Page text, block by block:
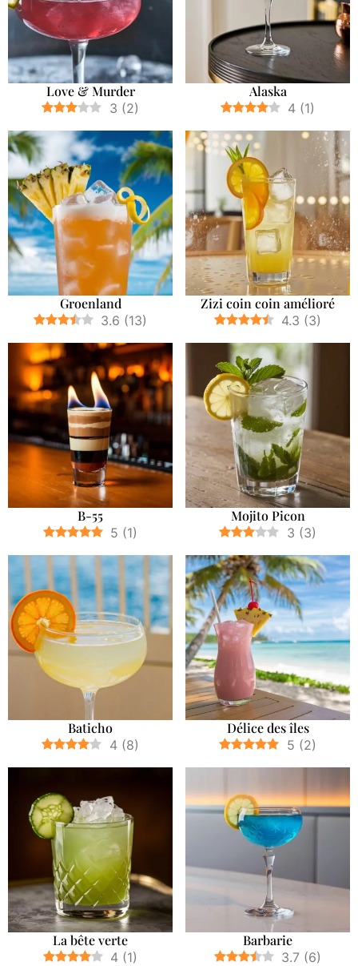
Love & Murder
3 (2)
Alaska
4 (1)
Groenland
3.6 (13)
Zizi coin coin amélioré
4.3 (3)
B-55
5 (1)
Mojito Picon
3 (3)
Baticho
4 (8)
Délice des îles
5 (2)
La bête verte
4 (1)
Barbarie
3.7 (6)